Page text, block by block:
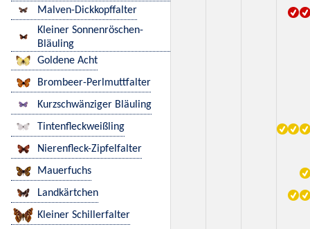
Malven-Dickkopffalter
Kleiner Sonnenröschen-
Bläuling
Goldene Acht
Brombeer-Perlmuttfalter
Kurzschwänziger Bläuling
Tintenfleckweißling
Nierenfleck-Zipfelfalter
Mauerfuchs
Landkärtchen
Kleiner Schillerfalter